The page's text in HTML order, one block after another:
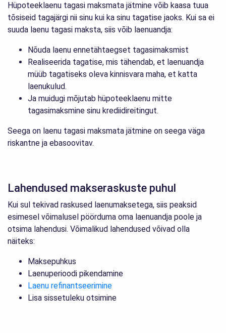
Hüpoteeklaenu tagasi maksmata jätmine võib kaasa tuua
tõsiseid tagajärgi nii sinu kui ka sinu tagatise jaoks. Kui sa ei
suuda laenu tagasi maksta, siis võib laenuandja:
Nõuda laenu ennetähtaegset tagasimaksmist
Realiseerida tagatise, mis tähendab, et laenuandja
müüb tagatiseks oleva kinnisvara maha, et katta
laenukulud.
Ja muidugi mõjutab hüpoteeklaenu mitte
tagasimaksmine sinu krediidireitingut.
Seega on laenu tagasi maksmata jätmine on seega väga
riskantne ja ebasoovitav.
Lahendused makseraskuste puhul
Kui sul tekivad raskused laenumaksetega, siis peaksid
esimesel võimalusel pöörduma oma laenuandja poole ja
otsima lahendusi. Võimalikud lahendused võivad olla
näiteks:
Maksepuhkus
Laenuperioodi pikendamine
Laenu refinantseerimine
Lisa sissetuleku otsimine